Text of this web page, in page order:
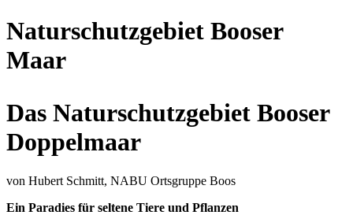
Naturschutzgebiet Booser
Maar
Das Naturschutzgebiet Booser
Doppelmaar
von Hubert Schmitt, NABU Ortsgruppe Boos
Ein Paradies für seltene Tiere und Pflanzen